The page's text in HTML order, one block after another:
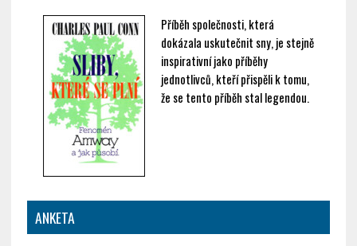
Příběh společnosti, která
dokázala uskutečnit sny, je stejně
inspirativní jako příběhy
jednotlivců, kteří přispěli k tomu,
že se tento příběh stal legendou.
ANKETA